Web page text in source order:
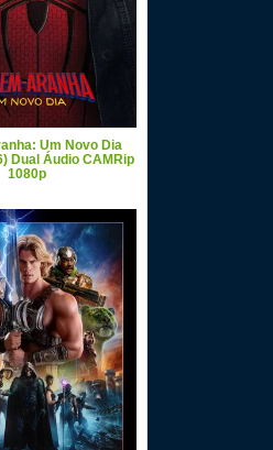
Um Novo Dia
Dual Áudio CAMRip
1080p